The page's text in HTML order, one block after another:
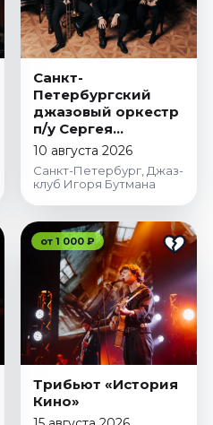
Санкт-
Петербургский
джазовый оркестр
п/у Сергея
Богданова
10 августа 2026
Санкт-Петербург, Джаз-
клуб Игоря Бутмана
от 1 000 ₽
Трибьют «История
Кино»